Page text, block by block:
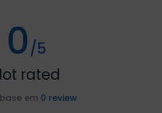
0/5
rated
em 0 review